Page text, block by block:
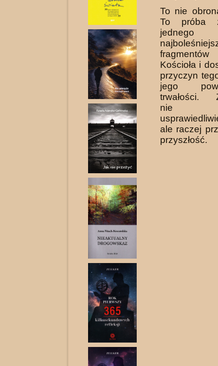
To nie
To próba
Kościoła i
przyczyn
jego
trwałości.
nie
ale raczej
przyszłość.